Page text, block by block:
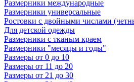
Размерники международные
Размерники универсальные
Ростовки с двойными числами
Для детской одежды
Размерники с тканым краем
Размерники "месяцы и годы"
Размеры от 0 до 10
Размеры от 11 до 20
Размеры от 21 до 30